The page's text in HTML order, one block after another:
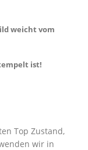
vom
ist!
Top Zustand,
wir in